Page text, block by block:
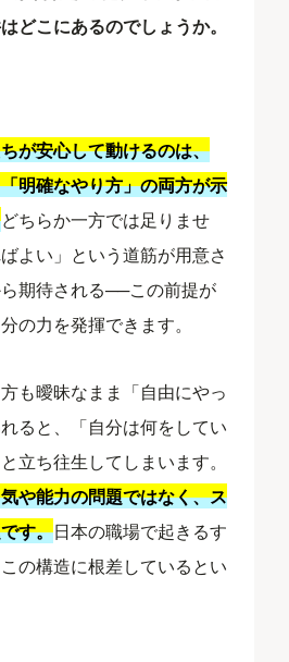
どこにあるのでしょうか。
が安心して動けるのは、
明確なやり方」の両方が示
どちらか一方では足りませ
よい」という道筋が用意さ
期待される──この前提が
の力を発揮できます。
も曖昧なまま「自由にやっ
ると、「自分は何をしてい
立ち往生してしまいます。
や能力の問題ではなく、ス
す。日本の職場で起きるす
の構造に根差しているとい